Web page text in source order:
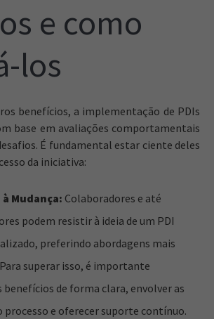
e como
los
benefícios, a implementação de PDIs
base em avaliações comportamentais
É fundamental estar ciente deles
da iniciativa:
Mudança: Colaboradores e até
podem resistir à ideia de um PDI
preferindo abordagens mais
superar isso, é importante
benefícios de forma clara, envolver as
processo e oferecer suporte contínuo.